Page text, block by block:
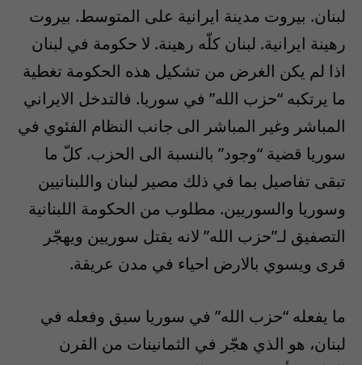
لبنان. بيروت مدينة ايرانية على المتوسط. بيروت
رهينة ايرانية. لبنان كلّه رهينة. لا حكومة في لبنان
اذا لم يكن الغرض من تشكيل هذه الحكومة تغطية
ما يرتكبه “حزب الله” في سوريا. فالتدخل الايراني
المباشر وغير المباشر الى جانب النظام الفئوي في
سوريا قضية “وجود” بالنسبة الى الحزب. كلّ ما
تبقى تفاصيل بما في ذلك مصير لبنان واللبنانيين
وسوريا والسوريين. مطلوب من الحكومة اللبنانية
التصفيق لـ”حزب الله” لانه يقتل سوريين ويهجّر
قرى ويسوي بالارض احياء في مدن عريقة.
ما يفعله “حزب الله” في سوريا سبق وفعله في
لبنان، هو الذي هجّر في الثمانينات من القرن